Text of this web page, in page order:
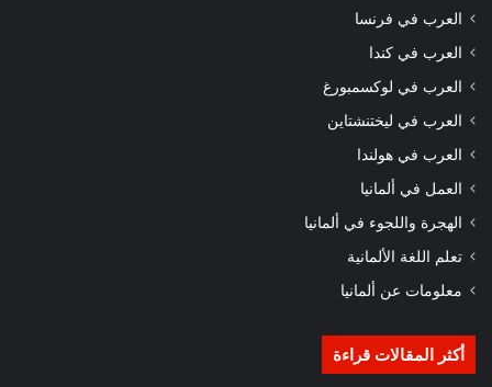
العرب في فرنسا
العرب في كندا
العرب في لوكسمبورغ
العرب في ليختنشتاين
العرب في هولندا
العمل في ألمانيا
الهجرة واللجوء في ألمانيا
تعلم اللغة الألمانية
معلومات عن ألمانيا
أكثر المقالات قراءة